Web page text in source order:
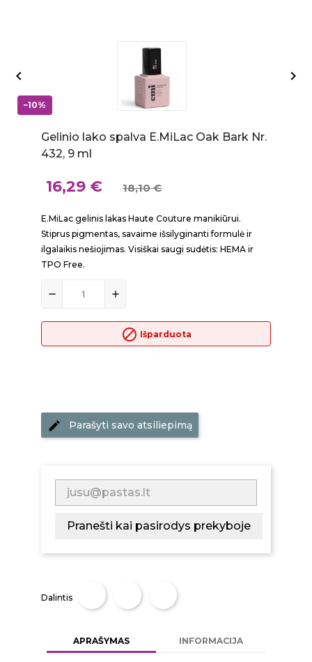
−10%
 
Gelinio lako spalva E.MiLac Oak Bark Nr.
432, 9 ml
18,10 €
16,29 €
E.MiLac gelinis lakas Haute Couture manikiūrui.
Stiprus pigmentas, savaime išsilyginanti formulė ir
ilgalaikis nešiojimas. Visiškai saugi sudėtis: HEMA ir
TPO Free.
block Išparduota
Parašyti savo atsiliepimą
Pranešti kai pasirodys prekyboje
Dalintis
APRAŠYMAS INFORMACIJA